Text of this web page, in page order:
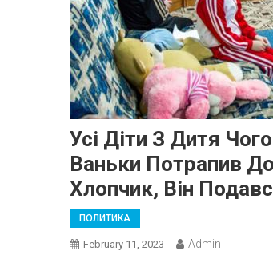
Усі Діти З Дитя
Ваньки Потрапив
Хлопчик, Він
ПОЛИТИКА
February 11, 2023 Admin